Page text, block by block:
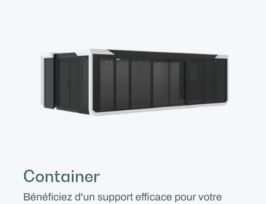
Container
Bénéficiez d'un support efficace pour votre